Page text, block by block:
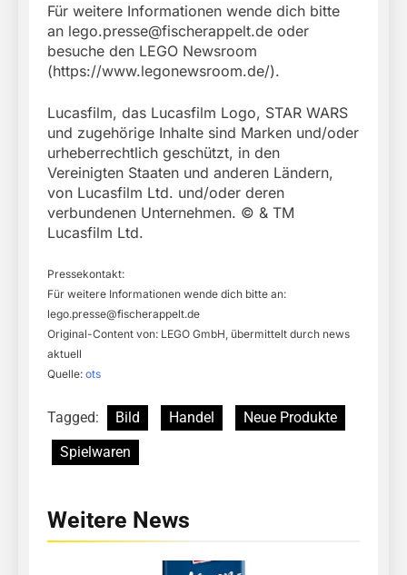
Für weitere Informationen wende dich bitte
an lego.presse@fischerappelt.de oder
besuche den LEGO Newsroom
(https://www.legonewsroom.de/).
Lucasfilm, das Lucasfilm Logo, STAR WARS
und zugehörige Inhalte sind Marken und/oder
urheberrechtlich geschützt, in den
Vereinigten Staaten und anderen Ländern,
von Lucasfilm Ltd. und/oder deren
verbundenen Unternehmen. © & TM
Lucasfilm Ltd.
Pressekontakt:
Für weitere Informationen wende dich bitte an:
lego.presse@fischerappelt.de
Original-Content von: LEGO GmbH, übermittelt durch news
aktuell
Quelle: ots
Tagged: Bild Handel
Neue Produkte
Spielwaren
Weitere News